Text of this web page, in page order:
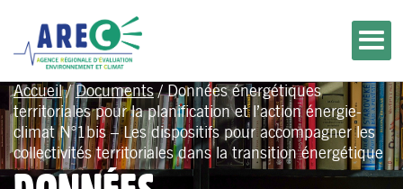
Accueil/Documents/Données énergétiques
territoriales pour la planification et l’action énergie-
climat N°1bis – Les dispositifs pour accompagner les
collectivités territoriales dans la transition énergétique